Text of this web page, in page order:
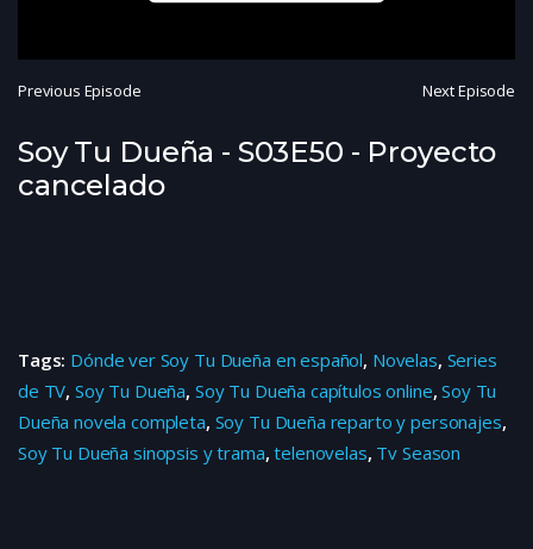
Previous Episode Next Episode
Soy Tu Dueña - S03E50 - Proyecto
cancelado
Tags: Dónde ver Soy Tu Dueña en español, Novelas, Series
de TV, Soy Tu Dueña, Soy Tu Dueña capítulos online,Soy Tu
Dueña novela completa, Soy Tu Dueña reparto y personajes,
Soy Tu Dueña sinopsis y trama,telenovelas, Tv Season